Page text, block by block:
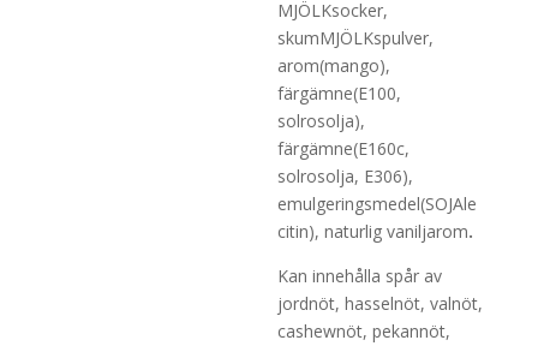
MJÖLKsocker,
skumMJÖLKspulver,
arom(mango),
färgämne(E100,
solrosolja),
färgämne(E160c,
solrosolja, E306),
emulgeringsmedel(SOJAle
citin), naturlig vaniljarom.
Kan innehålla spår av
jordnöt, hasselnöt, valnöt,
cashewnöt, pekannöt,